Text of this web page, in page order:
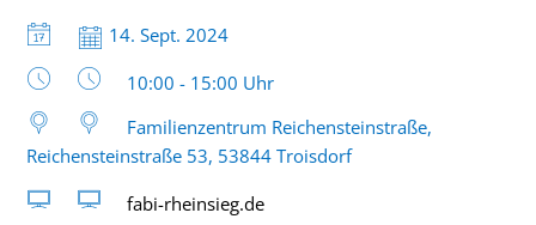
Datum:
14. Sept. 2024
Uhrzeit:
10:00 - 15:00 Uhr
Familienzentrum Reichensteinstraße,
Reichensteinstraße 53, 53844 Troisdorf
fabi-rheinsieg.de